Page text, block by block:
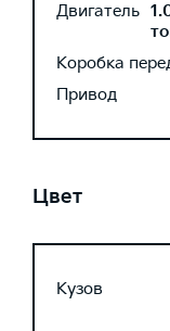
Двигатель
Коробка
Привод
Цвет
Кузов